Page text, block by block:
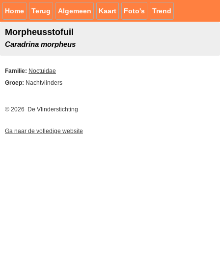
Home Terug Algemeen Kaart Foto's Trend
Morpheusstofuil
Caradrina morpheus
Familie: Noctuidae
Groep: Nachtvlinders
© 2026 De Vlinderstichting
Ga naar de volledige website